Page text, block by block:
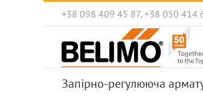
+38 098 409 45 87, +38 050 414
Запірно-регулююча